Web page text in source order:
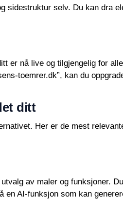
sidestruktur selv. Du kan dra
er nå live og tilgjengelig for
toemrer.dk”, kan du
ditt
Her er de mest
av maler og funksjoner.
AI-funksjon som kan